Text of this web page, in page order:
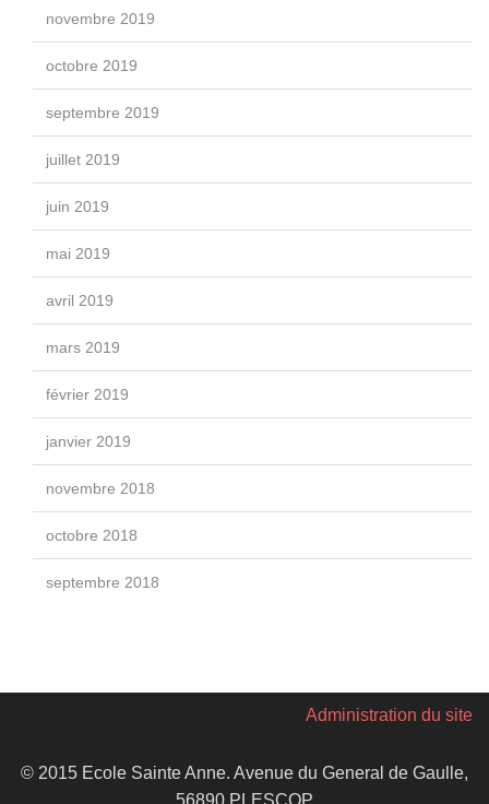
novembre 2019
octobre 2019
septembre 2019
juillet 2019
juin 2019
mai 2019
avril 2019
mars 2019
février 2019
janvier 2019
novembre 2018
octobre 2018
septembre 2018
Administration du site
© 2015 Ecole Sainte Anne. Avenue du General de Gaulle,
56890 PLESCOP